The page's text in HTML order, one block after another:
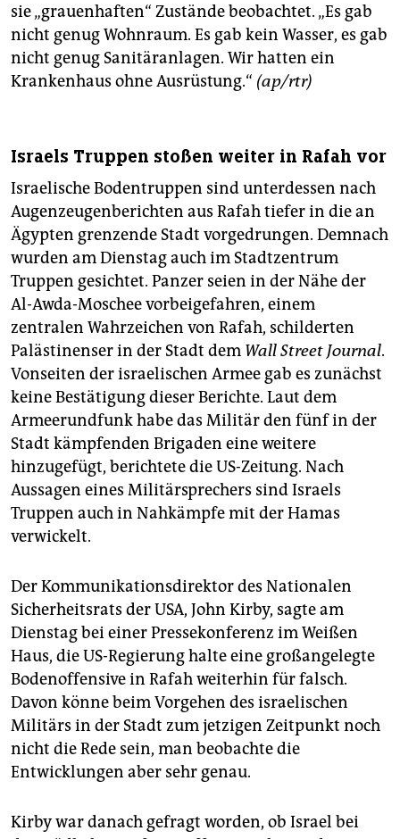
sie „grauenhaften“ Zustände beobachtet. „Es gab
nicht genug Wohnraum. Es gab kein Wasser, es gab
nicht genug Sanitäranlagen. Wir hatten ein
Krankenhaus ohne Ausrüstung.“ (ap/rtr)
Israels Truppen stoßen weiter in Rafah vor
Israelische Bodentruppen sind unterdessen nach
Augenzeugenberichten aus Rafah tiefer in die an
Ägypten grenzende Stadt vorgedrungen. Demnach
wurden am Dienstag auch im Stadtzentrum
Truppen gesichtet. Panzer seien in der Nähe der
Al-Awda-Moschee vorbeigefahren, einem
zentralen Wahrzeichen von Rafah, schilderten
Palästinenser in der Stadt dem Wall Street Journal.
Vonseiten der israelischen Armee gab es zunächst
keine Bestätigung dieser Berichte. Laut dem
Armeerundfunk habe das Militär den fünf in der
Stadt kämpfenden Brigaden eine weitere
hinzugefügt, berichtete die US-Zeitung. Nach
Aussagen eines Militärsprechers sind Israels
Truppen auch in Nahkämpfe mit der Hamas
verwickelt.
Der Kommunikationsdirektor des Nationalen
Sicherheitsrats der USA, John Kirby, sagte am
Dienstag bei einer Pressekonferenz im Weißen
Haus, die US-Regierung halte eine großangelegte
Bodenoffensive in Rafah weiterhin für falsch.
Davon könne beim Vorgehen des israelischen
Militärs in der Stadt zum jetzigen Zeitpunkt noch
nicht die Rede sein, man beobachte die
Entwicklungen aber sehr genau.
Kirby war danach gefragt worden, ob Israel bei